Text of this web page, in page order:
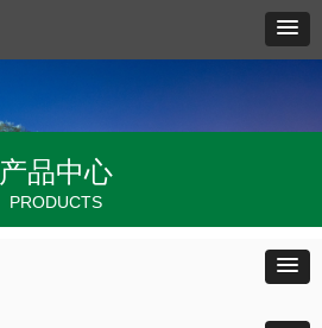
产品中心
PRODUCTS